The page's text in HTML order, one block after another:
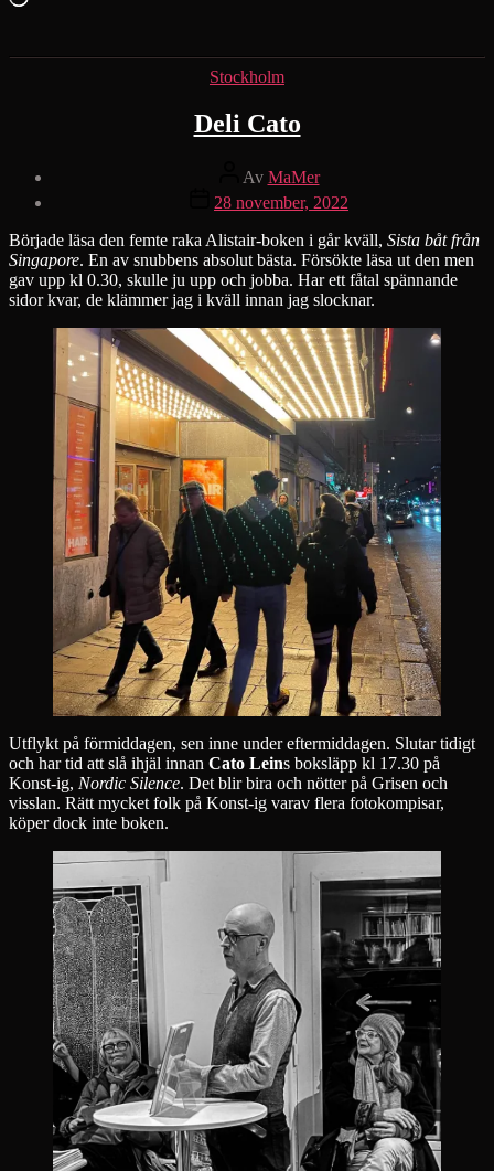
Kategorier
Stockholm
Deli Cato
Inläggsförfattare
Av MaMer
Inläggsdatum
28 november, 2022
Började läsa den femte raka Alistair-boken i går kväll, Sista båt från
Singapore. En av snubbens absolut bästa. Försökte läsa ut den men
gav upp kl 0.30, skulle ju upp och jobba. Har ett fåtal spännande
sidor kvar, de klämmer jag i kväll innan jag slocknar.
Utflykt på förmiddagen, sen inne under eftermiddagen. Slutar tidigt
och har tid att slå ihjäl innan Cato Leins boksläpp kl 17.30 på
Konst-ig, Nordic Silence. Det blir bira och nötter på Grisen och
visslan. Rätt mycket folk på Konst-ig varav flera fotokompisar,
köper dock inte boken.